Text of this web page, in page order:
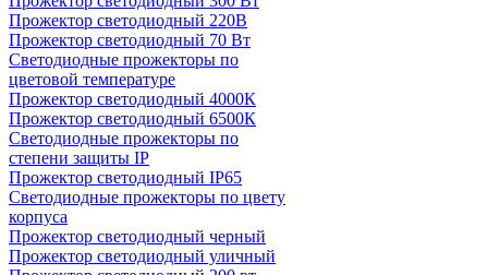
Прожектор светодиодный 220В
Прожектор светодиодный 70 Вт
Светодиодные прожекторы по
цветовой температуре
Прожектор светодиодный 4000К
Прожектор светодиодный 6500К
Светодиодные прожекторы по
степени защиты IP
Прожектор светодиодный IP65
Светодиодные прожекторы по цвету
корпуса
Прожектор светодиодный черный
Прожектор светодиодный уличный